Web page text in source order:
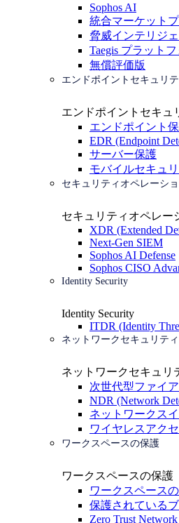
Sophos AI
統合マーケット
脅威インテリジ
Taegis プラット
無償評価版
エンドポイントセキュリテ
エンドポイントセキュ
エンドポイント
EDR (Endpoint
サーバー保護
モバイルセキュ
セキュリティオペレーシ
セキュリティオペレー
XDR (Extended
Next-Gen SIEM
Sophos AI Defense
Sophos CISO
Identity Security
Identity Security
ITDR (Identity
ネットワークセキュリテ
ネットワークセキュリ
次世代型ファイ
NDR (Network
ネットワークス
ワイヤレスアク
ワークスペースの保護
ワークスペースの保護
ワークスペース
保護されている
Zero Trust